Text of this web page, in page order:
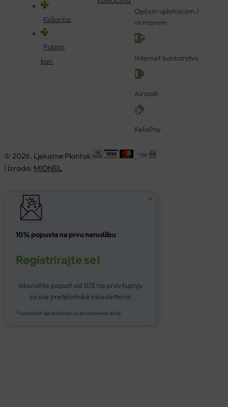
Košarica
Poklon
bon
Općom uplatnicom /
virmanom
Internet bankarstvo
Aircash
KeksPay
© 2026. Ljekarne Plantak
| Izrada: MIDNEL
10% popusta na prvu narudžbu
Registrirajte se!
Iskoristite popust od 10% na prvu kupnju
za sve pretplatnike newslettera!
*kupon kod nije primjenjiv za proizvode na akciji